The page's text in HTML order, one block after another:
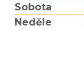
Sobota
Neděle